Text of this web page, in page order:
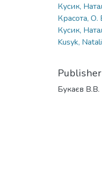
Кусик,
Красота, О.
Кусик,
Kusyk,
Publisher
Букаєв В.В.